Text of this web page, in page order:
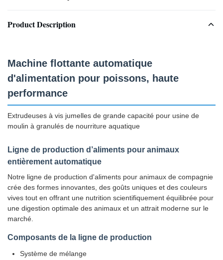
Product Description
Machine flottante automatique
d'alimentation pour poissons, haute
performance
Extrudeuses à vis jumelles de grande capacité pour usine de
moulin à granulés de nourriture aquatique
Ligne de production d’aliments pour animaux
entièrement automatique
Notre ligne de production d'aliments pour animaux de compagnie
crée des formes innovantes, des goûts uniques et des couleurs
vives tout en offrant une nutrition scientifiquement équilibrée pour
une digestion optimale des animaux et un attrait moderne sur le
marché.
Composants de la ligne de production
Système de mélange